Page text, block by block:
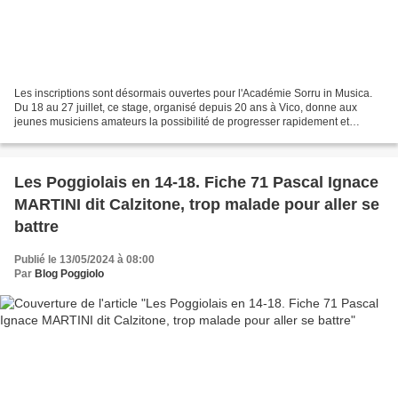
Les inscriptions sont désormais ouvertes pour l'Académie Sorru in Musica.
Du 18 au 27 juillet, ce stage, organisé depuis 20 ans à Vico, donne aux
jeunes musiciens amateurs la possibilité de progresser rapidement et
Les Poggiolais en 14-18. Fiche 71 Pascal Ignace
MARTINI dit Calzitone, trop malade pour aller se
battre
Publié le 13/05/2024 à 08:00
Par Blog Poggiolo